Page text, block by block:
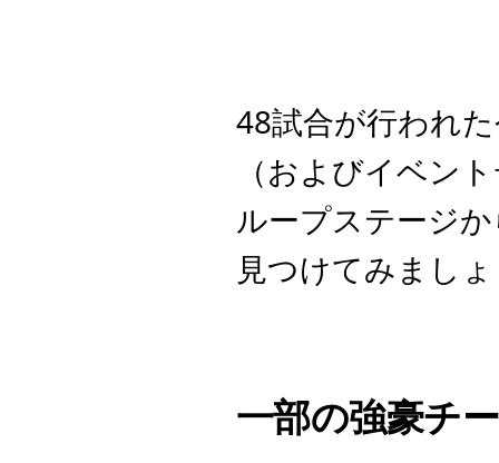
48試合が行われ
（およびイベン
ループステージ
見つけてみまし
一部の強豪チ